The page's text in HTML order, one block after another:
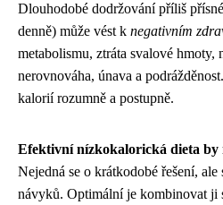
Dlouhodobé dodržování příliš
denně) může vést k negativním
metabolismu, ztráta svalové
nerovnováha, únava a
kalorií rozumně a postupně.
Efektivní nízkokalorická dieta by
Nejedná se o krátkodobé řešení,
návyků. Optimální je kombinovat